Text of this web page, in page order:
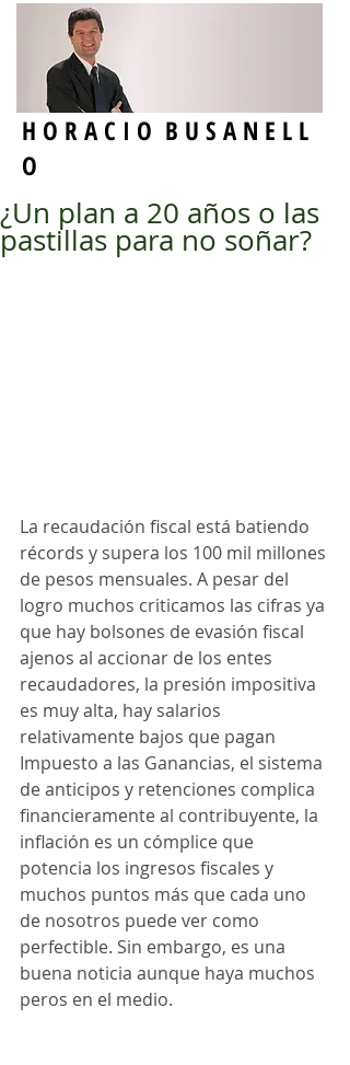
H O R A C I O B U S A N E L L
O
¿Un plan a 20 años o las
pastillas para no soñar?
La recaudación fiscal está batiendo
récords y supera los 100 mil millones
de pesos mensuales. A pesar del
logro muchos criticamos las cifras ya
que hay bolsones de evasión fiscal
ajenos al accionar de los entes
recaudadores, la presión impositiva
es muy alta, hay salarios
relativamente bajos que pagan
Impuesto a las Ganancias, el sistema
de anticipos y retenciones complica
financieramente al contribuyente, la
inflación es un cómplice que
potencia los ingresos fiscales y
muchos puntos más que cada uno
de nosotros puede ver como
perfectible. Sin embargo, es una
buena noticia aunque haya muchos
peros en el medio.